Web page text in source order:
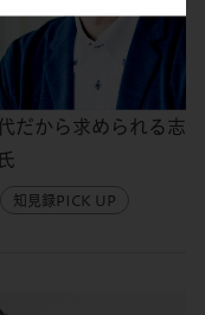
だから求められる志
知見録PICK UP